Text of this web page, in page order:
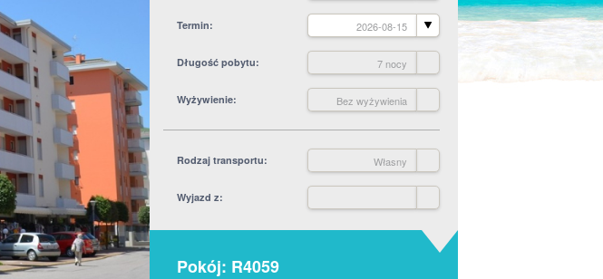
Termin 2026-08-15
Długość pobytu 7 nocy
Wyżywienie Bez wyżywienia
Rodzaj transportu Własny
Wyjazd z
Pokój: R4059